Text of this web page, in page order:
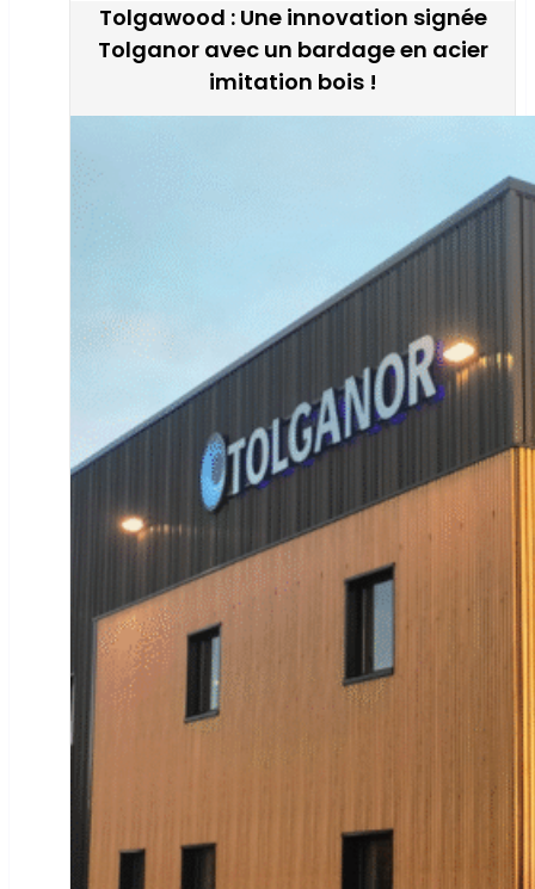
Tolgawood : Une innovation signée
Tolganor avec un bardage en acier
imitation bois !